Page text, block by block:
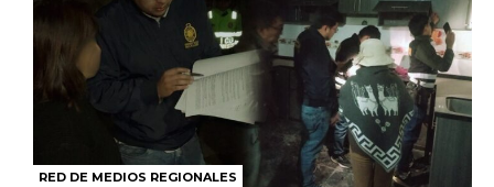
RED DE MEDIOS REGIONALES